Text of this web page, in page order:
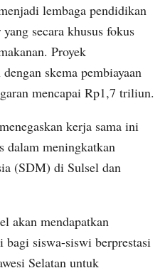
lembaga pendidikan
secara khusus fokus
Proyek
skema pembiayaan
mencapai Rp1,7 triliun.
kerja sama ini
dalam meningkatkan
(SDM) di Sulsel dan
akan mendapatkan
siswa-siswi berprestasi
Selatan untuk